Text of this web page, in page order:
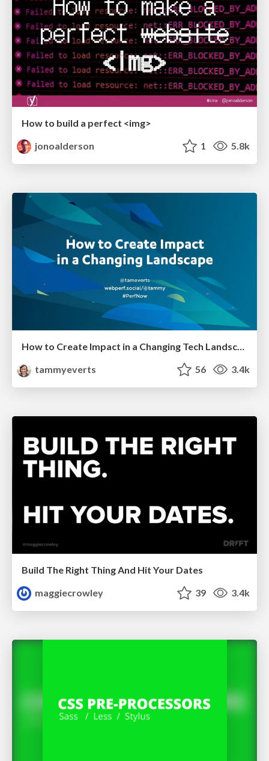
How to build a perfect <img>
jonoalderson
1 5.8k
How to Create Impact in a Changing Tech Landscape [PerfNow 2023]
tammyeverts
56 3.4k
Build The Right Thing And Hit Your Dates
maggiecrowley
39 3.4k